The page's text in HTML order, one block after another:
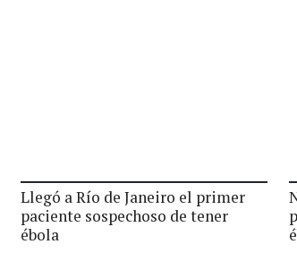
Llegó a Río de Janeiro el primer
paciente sospechoso de tener
ébola